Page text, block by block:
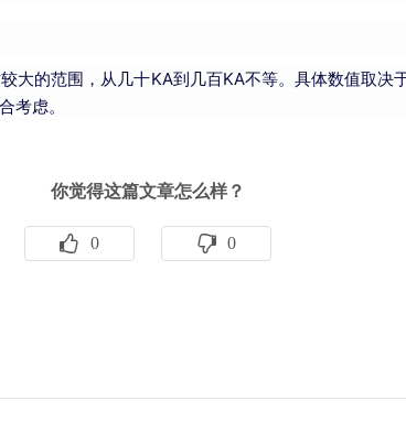
的范围，从几十KA到几百KA不等。具体数值取决
考虑。
你觉得这篇文章怎么样？
0 0